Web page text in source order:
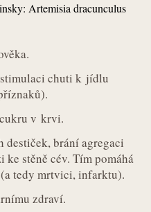
Artemisia dracunculus
chuti k jídlu
v krvi.
brání agregaci
stěně cév. Tím pomáhá
tedy mrtvici, infarktu).
zdraví.